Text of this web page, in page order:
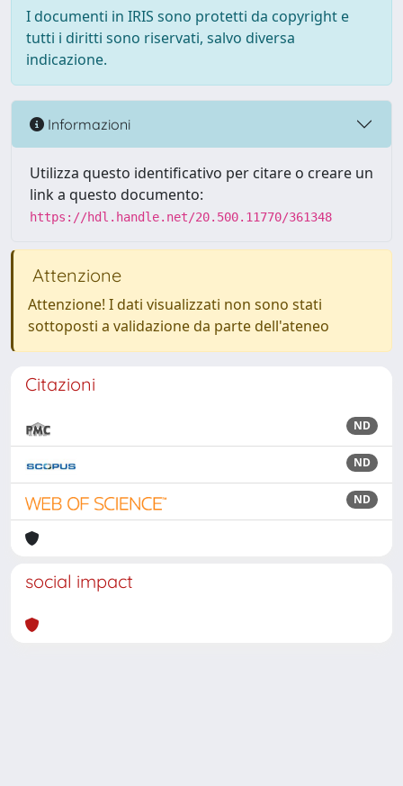
I documenti in IRIS sono protetti da copyright e
tutti i diritti sono riservati, salvo diversa
indicazione.
Informazioni
Utilizza questo identificativo per citare o creare un
link a questo documento:
https://hdl.handle.net/20.500.11770/361348
Attenzione
Attenzione! I dati visualizzati non sono stati
sottoposti a validazione da parte dell'ateneo
Citazioni
ND
ND
ND
social impact